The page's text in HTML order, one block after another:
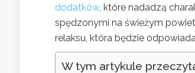
dodatków, które nadadzą
spędzonymi na świeżym
relaksu, która będzie
W tym artykule